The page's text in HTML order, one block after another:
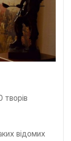
творів
відомих